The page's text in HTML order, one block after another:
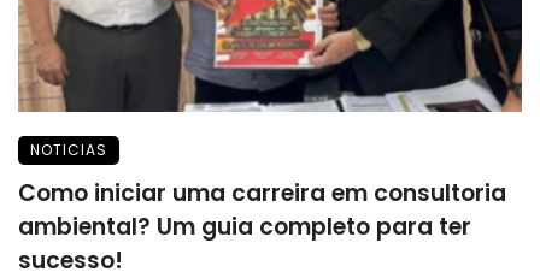
NOTICIAS
Como iniciar uma carreira em consultoria
ambiental? Um guia completo para ter
sucesso!